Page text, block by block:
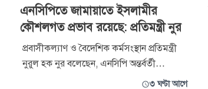
এনসিপিতে জামায়াতে ইসলামীর
কৌশলগত প্রভাব রয়েছে: প্রতিমন্ত্রী নুর
প্রবাসীকল্যাণ ও বৈদেশিক কর্মসংস্থান প্রতিমন্ত্রী
নুরুল হক নুর বলেছেন, এনসিপি অন্তর্বর্তী
সরকারের সহায়তা ছাড়া রাজনৈতিকভাবে দাঁড়াতে
৩ ঘণ্টা আগে